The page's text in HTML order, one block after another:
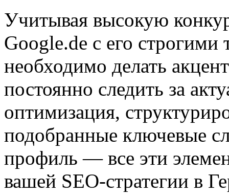
Учитывая высокую
Google.de с его
необходимо делать
постоянно следить за
оптимизация,
подобранные ключевые
профиль — все эти
вашей SEO-стратегии в